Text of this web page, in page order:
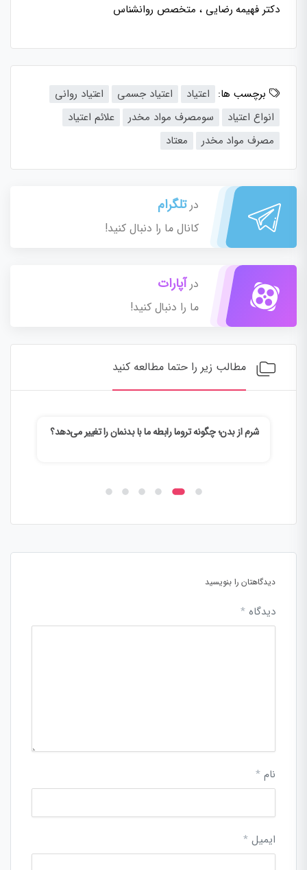
دکتر فهیمه رضایی ، متخصص روانشناس
برچسب ها: اعتیاد اعتیاد جسمی
اعتیاد روانی
انواع اعتیاد
سومصرف مواد مخدر
علائم اعتیاد
مصرف مواد مخدر
معتاد
درتلگرام
کانال ما را دنبال کنید!
درآپارات
ما را دنبال کنید!
مطالب زیر را حتما مطالعه کنید
وقتی ذهن خسته به دنبال فرار می‌گردد | چرا از واقعیت فرار
دیدگاهتان را بنویسید
دیدگاه *
نام *
ایمیل *